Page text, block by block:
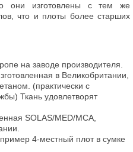
они изготовлены с тем же
что и плоты более старших
на заводе производителя.
в Великобритании,
(практически с
Ткань удовлетворят
SOLAS/MED/MCA,
4-местный плот в сумке